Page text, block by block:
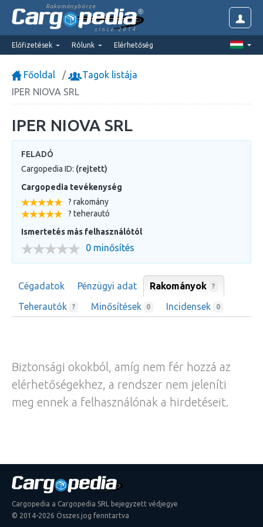
Rakománybörze
since 2014
Előfizetések Rólunk Elérhetőség
Főoldal
Tagok listája
IPER NIOVA SRL
IPER NIOVA SRL
FELADÓ
Cargopedia ID: (rejtett)
Cargopedia tevékenység
? rakomány
? teherautó
Ismertetés más felhasználótól
0 minősítés
Cégadatok Pénzügyi adat Rakományok ?
Teherautók ? Minősítések 0 Incidensek 0
Biztonsági okokból, amíg nem fér hozzá az
elérhetőségekhez, a rendszer nem jeleníti
meg ennek a felhasználónak a hirdetéseit.
Cargopedia a Cargopedia SRL bejegyzett védjegye
© 2014-2026 Összes jog fenntartva